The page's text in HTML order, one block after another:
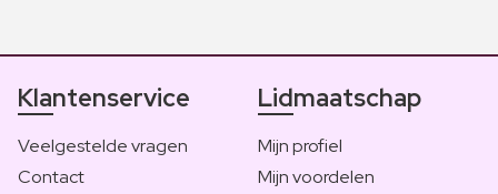
Klantenservice
Veelgestelde vragen
Contact
Lidmaatschap
Mijn profiel
Mijn voordelen